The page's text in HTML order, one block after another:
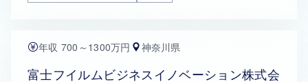
年収 700～1300万円 神奈川県
富士フイルムビジネスイノベーション株式会